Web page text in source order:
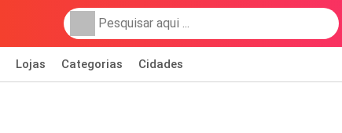
Lojas Categorias Cidades